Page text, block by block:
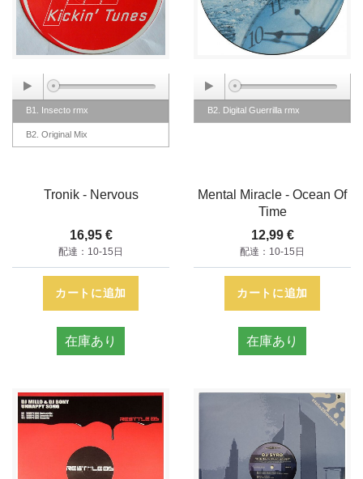
B1. Insecto rmx
B2. Original Mix
Tronik - Nervous
16,95 €
配達：10-15日
カートに追加
在庫あり
B2. Digital Guerrilla rmx
Mental Miracle - Ocean Of
Time
12,99 €
配達：10-15日
カートに追加
在庫あり